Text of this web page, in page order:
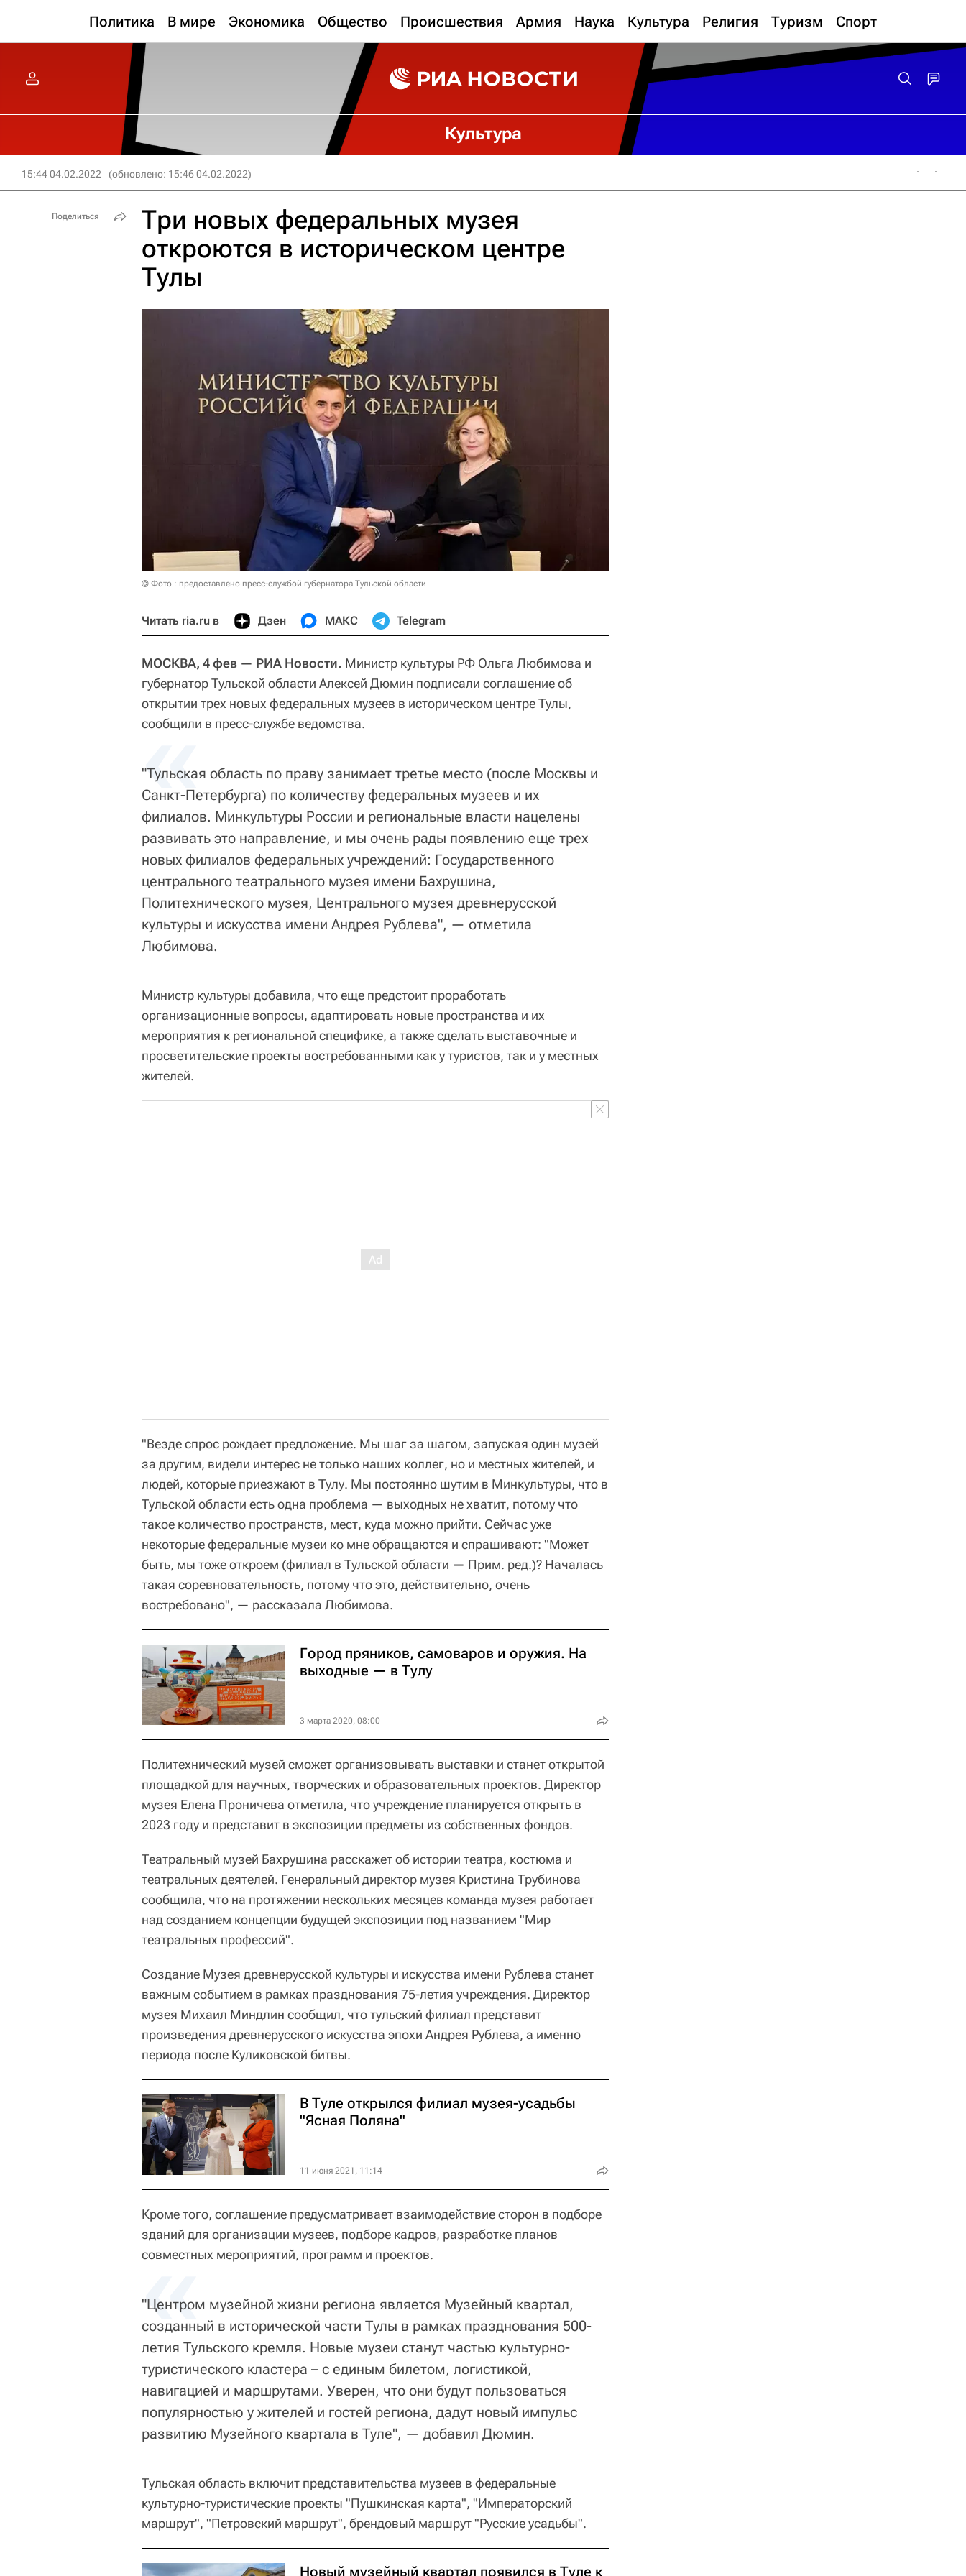
Политика В мире Экономика Общество Происшествия Армия Наука Культура Религия Туризм Спорт
Культура
15:44 04.02.2022 (обновлено: 15:46 04.02.2022)
Три новых федеральных музея
откроются в историческом центре
Тулы
© Фото : предоставлено пресс-службой губернатора Тульской области
Читать ria.ru в Дзен МАКС Telegram
МОСКВА, 4 фев — РИА Новости. Министр культуры РФ Ольга Любимова и
губернатор Тульской области Алексей Дюмин подписали соглашение об
открытии трех новых федеральных музеев в историческом центре Тулы,
сообщили в пресс-службе ведомства.
«
"Тульская область по праву занимает третье место (после Москвы и
Санкт-Петербурга) по количеству федеральных музеев и их
филиалов. Минкультуры России и региональные власти нацелены
развивать это направление, и мы очень рады появлению еще трех
новых филиалов федеральных учреждений: Государственного
центрального театрального музея имени Бахрушина,
Политехнического музея, Центрального музея древнерусской
культуры и искусства имени Андрея Рублева", — отметила
Любимова.
Министр культуры добавила, что еще предстоит проработать
организационные вопросы, адаптировать новые пространства и их
мероприятия к региональной специфике, а также сделать выставочные и
просветительские проекты востребованными как у туристов, так и у местных
жителей.
"Везде спрос рождает предложение. Мы шаг за шагом, запуская один музей
за другим, видели интерес не только наших коллег, но и местных жителей, и
людей, которые приезжают в Тулу. Мы постоянно шутим в Минкультуры, что в
Тульской области есть одна проблема — выходных не хватит, потому что
такое количество пространств, мест, куда можно прийти. Сейчас уже
некоторые федеральные музеи ко мне обращаются и спрашивают: "Может
быть, мы тоже откроем (филиал в Тульской области — Прим. ред.)? Началась
такая соревновательность, потому что это, действительно, очень
востребовано", — рассказала Любимова.
Город пряников, самоваров и оружия. На
выходные — в Тулу
3 марта 2020, 08:00
Политехнический музей сможет организовывать выставки и станет открытой
площадкой для научных, творческих и образовательных проектов. Директор
музея Елена Проничева отметила, что учреждение планируется открыть в
2023 году и представит в экспозиции предметы из собственных фондов.
Театральный музей Бахрушина расскажет об истории театра, костюма и
театральных деятелей. Генеральный директор музея Кристина Трубинова
сообщила, что на протяжении нескольких месяцев команда музея работает
над созданием концепции будущей экспозиции под названием "Мир
театральных профессий".
Создание Музея древнерусской культуры и искусства имени Рублева станет
важным событием в рамках празднования 75-летия учреждения. Директор
музея Михаил Миндлин сообщил, что тульский филиал представит
произведения древнерусского искусства эпохи Андрея Рублева, а именно
периода после Куликовской битвы.
В Туле открылся филиал музея-усадьбы
"Ясная Поляна"
11 июня 2021, 11:14
Кроме того, соглашение предусматривает взаимодействие сторон в подборе
зданий для организации музеев, подборе кадров, разработке планов
совместных мероприятий, программ и проектов.
«
"Центром музейной жизни региона является Музейный квартал,
созданный в исторической части Тулы в рамках празднования 500-
летия Тульского кремля. Новые музеи станут частью культурно-
туристического кластера – с единым билетом, логистикой,
навигацией и маршрутами. Уверен, что они будут пользоваться
популярностью у жителей и гостей региона, дадут новый импульс
развитию Музейного квартала в Туле", — добавил Дюмин.
Тульская область включит представительства музеев в федеральные
культурно-туристические проекты "Пушкинская карта", "Императорский
маршрут", "Петровский маршрут", брендовый маршрут "Русские усадьбы".
Новый музейный квартал появился в Туле к
Поделиться